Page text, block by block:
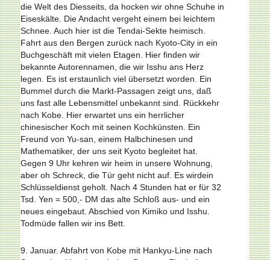
die Welt des Diesseits, da hocken wir ohne Schuhe in
Eiseskälte. Die Andacht vergeht einem bei leichtem
Schnee. Auch hier ist die Tendai-Sekte heimisch.
Fahrt aus den Bergen zurück nach Kyoto-City in ein
Buchgeschäft mit vielen Etagen. Hier finden wir
bekannte Autorennamen, die wir Isshu ans Herz
legen. Es ist erstaunlich viel übersetzt worden. Ein
Bummel durch die Markt-Passagen zeigt uns, daß
uns fast alle Lebensmittel unbekannt sind. Rückkehr
nach Kobe. Hier erwartet uns ein herrlicher
chinesischer Koch mit seinen Kochkünsten. Ein
Freund von Yu-san, einem Halbchinesen und
Mathematiker, der uns seit Kyoto begleitet hat.
Gegen 9 Uhr kehren wir heim in unsere Wohnung,
aber oh Schreck, die Tür geht nicht auf. Es wirdein
Schlüsseldienst geholt. Nach 4 Stunden hat er für 32
Tsd. Yen = 500,- DM das alte Schloß aus- und ein
neues eingebaut. Abschied von Kimiko und Isshu.
Todmüde fallen wir ins Bett.
9. Januar. Abfahrt von Kobe mit Hankyu-Line nach